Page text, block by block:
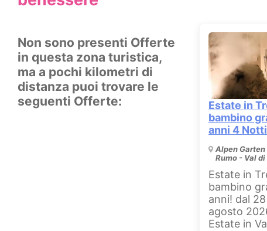
Non sono presenti Offerte
in questa zona turistica,
ma a pochi kilometri di
distanza puoi trovare le
seguenti Offerte:
Estate in
bambino
anni 4
Alpen
Rumo - Val
Estate in
bambino
anni! dal
agosto
Estate in